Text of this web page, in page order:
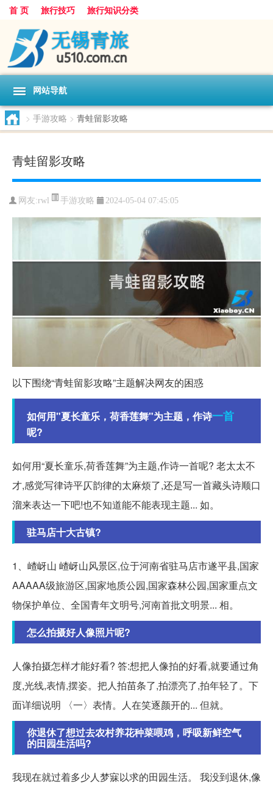
首 页 旅行技巧 旅行知识分类
网站导航
> 手游攻略 > 青蛙留影攻略
青蛙留影攻略
网友:rwl 手游攻略 2024-05-04 07:45:05
以下围绕“青蛙留影攻略”主题解决网友的困惑
如何用"夏长童乐，荷香莲舞"为主题，作诗一首
呢?
如何用“夏长童乐,荷香莲舞”为主题,作诗一首呢? 老太太不
才,感觉写律诗平仄韵律的太麻烦了,还是写一首藏头诗顺口
溜来表达一下吧!也不知道能不能表现主题... 如。
驻马店十大古镇?
1、嵖岈山 嵖岈山风景区,位于河南省驻马店市遂平县,国家
AAAAA级旅游区,国家地质公园,国家森林公园,国家重点文
物保护单位、全国青年文明号,河南首批文明景... 相。
怎么拍摄好人像照片呢?
人像拍摄怎样才能好看? 答:想把人像拍的好看,就要通过角
度,光线,表情,摆姿。把人拍苗条了,拍漂亮了,拍年轻了。下
面详细说明 〈一〉表情。人在笑逐颜开的... 但就。
你退休了想过去农村养花种菜喂鸡，呼吸新鲜空气
的田园生活吗?
我现在就过着多少人梦寐以求的田园生活。 我没到退休,像